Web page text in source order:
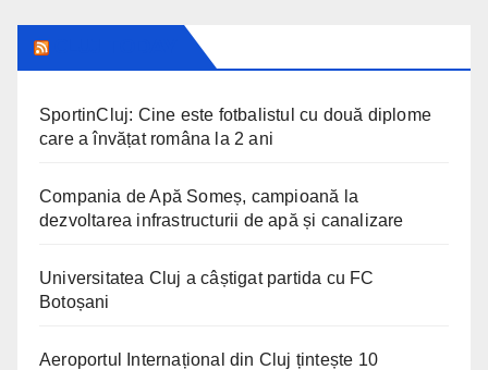
SportinCluj: Cine este fotbalistul cu două diplome
care a învățat româna la 2 ani
Compania de Apă Someș, campioană la
dezvoltarea infrastructurii de apă și canalizare
Universitatea Cluj a câștigat partida cu FC
Botoșani
Aeroportul Internațional din Cluj țintește 10